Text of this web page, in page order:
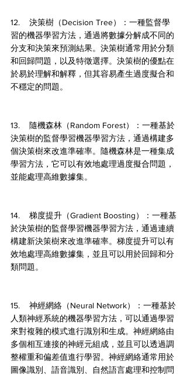
12.    決策樹（Decision Tree）：一種監督學
習的機器學習方法，通過將數據分解成不同的
分支和決策來預測結果。決策樹通常用於分類
和回歸問題，以及特徵選擇。決策樹的優點在
於易於理解和解釋，但其容易產生過度擬合和
不穩定的問題。
13.    隨機森林（Random Forest）：一種基於
決策樹的監督學習機器學習方法，通過構建多
個決策樹來改進準確率。隨機森林是一種集成
學習方法，它可以有效地處理過度擬合問題，
並能處理高維數據集。
14.    梯度提升（Gradient Boosting）：一種基
於決策樹的監督學習機器學習方法，通過連續
構建新決策樹來改進準確率。梯度提升可以有
效地處理高維數據集，並且可以用於回歸和分
類問題。
15.    神經網絡（Neural Network）：一種基於
人類神經系統的機器學習方法，可以通過學習
來對複雜的模式進行識別和生成。神經網絡由
多個相互連接的神經元組成，並且可以透過調
整權重和偏差值進行學習。神經網絡通常用於
圖像識別、語音識別、自然語言處理和控制問